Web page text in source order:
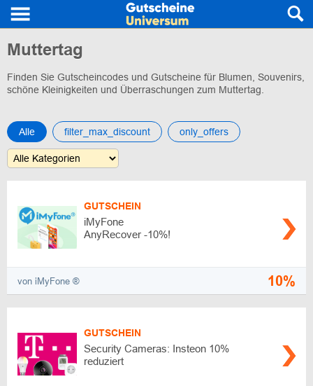
Muttertag
Finden Sie Gutscheincodes und Gutscheine für Blumen, Souvenirs,
schöne Kleinigkeiten und Überraschungen zum Muttertag.
Alle filter_max_discount only_offers
GUTSCHEIN
iMyFone
AnyRecover -10%!
von iMyFone ® 10%
GUTSCHEIN
Security Cameras: Insteon 10%
reduziert